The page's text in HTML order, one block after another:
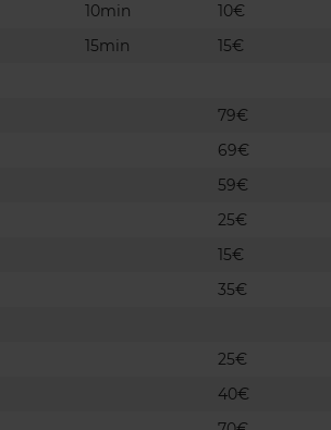
10min
10€
15min
15€
79€
69€
59€
25€
15€
35€
25€
40€